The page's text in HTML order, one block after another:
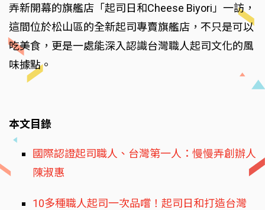
弄新開幕的旗艦店「起司日和Cheese Biyori」一訪，
這間位於松山區的全新起司專賣旗艦店，不只是可以
吃美食，更是一處能深入認識台灣職人起司文化的風
味據點。
本文目錄
國際認證起司職人、台灣第一人：慢慢弄創辦人
陳淑惠
10多種職人起司一次品嚐！起司日和打造台灣